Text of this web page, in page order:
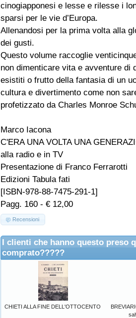
cinogiapponesi e lesse e rilesse i
sparsi per le vie d’Europa.
Allenandosi per la prima volta alla
dei gusti.
Questo volume raccoglie
non dimenticare vita e avventure di
esistiti o frutto della fantasia di un
cultura e divertimento come non
profetizzato da Charles Monroe
Marco Iacona
C'ERA UNA VOLTA UNA
alla radio e in TV
Presentazione di Franco Ferrarotti
Edizioni Tabula fati
[ISBN-978-88-7475-291-1]
Pagg. 160 - € 12,00
Recensioni
I clienti che hanno questo preso
comprato?????
CHIETI ALLA FINE DELL'OTTOCENTO